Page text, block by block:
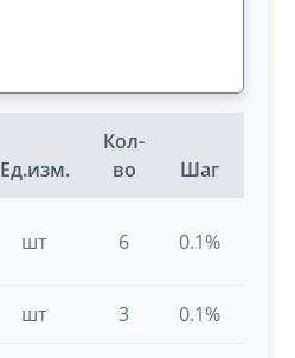
Ед.изм.
Кол-
во
Шаг
шт 6 0.1%
шт 3 0.1%